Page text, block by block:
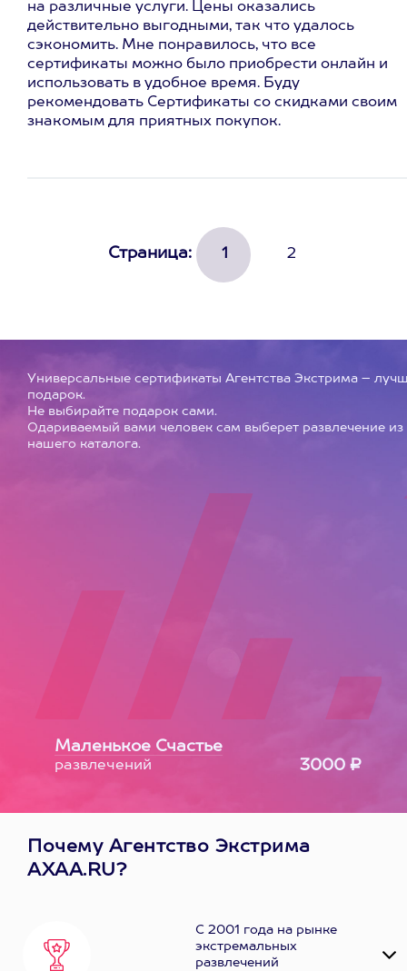
на различные услуги. Цены оказались
действительно выгодными, так что удалось
сэкономить. Мне понравилось, что все
сертификаты можно было приобрести онлайн и
использовать в удобное время. Буду
рекомендовать Сертификаты со скидками своим
знакомым для приятных покупок.
Страница: 1 2
Универсальные сертификаты Агентства Экстрима –
подарок.
Не выбирайте подарок сами.
Одариваемый вами человек сам выберет развлечение из
нашего каталога.
Маленькое Счастье
развлечений 3000 ₽
Почему Агентство Экстрима
AXAA.RU?
С 2001 года на рынке
экстремальных
развлечений